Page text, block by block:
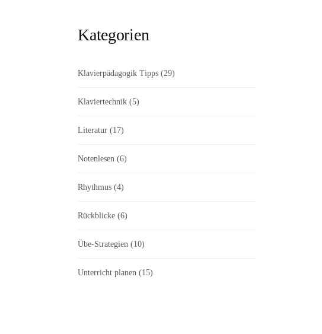
Kategorien
Klavierpädagogik Tipps (29)
Klaviertechnik (5)
Literatur (17)
Notenlesen (6)
Rhythmus (4)
Rückblicke (6)
Übe-Strategien (10)
Unterricht planen (15)